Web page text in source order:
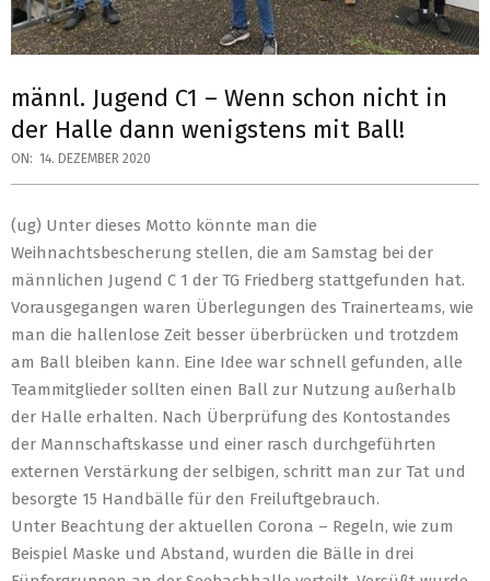
männl. Jugend C1 – Wenn schon nicht in
der Halle dann wenigstens mit Ball!
ON: 14. DEZEMBER 2020
(ug) Unter dieses Motto könnte man die
Weihnachtsbescherung stellen, die am Samstag bei der
männlichen Jugend C 1 der TG Friedberg stattgefunden hat.
Vorausgegangen waren Überlegungen des Trainerteams, wie
man die hallenlose Zeit besser überbrücken und trotzdem
am Ball bleiben kann. Eine Idee war schnell gefunden, alle
Teammitglieder sollten einen Ball zur Nutzung außerhalb
der Halle erhalten. Nach Überprüfung des Kontostandes
der Mannschaftskasse und einer rasch durchgeführten
externen Verstärkung der selbigen, schritt man zur Tat und
besorgte 15 Handbälle für den Freiluftgebrauch.
Unter Beachtung der aktuellen Corona – Regeln, wie zum
Beispiel Maske und Abstand, wurden die Bälle in drei